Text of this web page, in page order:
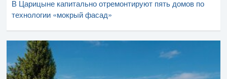
В Царицыне капитально отремонтируют пять домов по
технологии «мокрый фасад»